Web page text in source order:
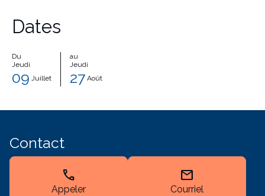
Dates
Du
Jeudi
09 Juillet
au
Jeudi
27 Août
Contact
call
Appeler
mail
Courriel